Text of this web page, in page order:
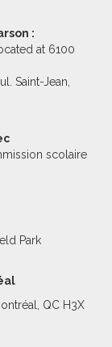
:
at 6100
Saint-Jean,
scolaire
Park
QC H3X